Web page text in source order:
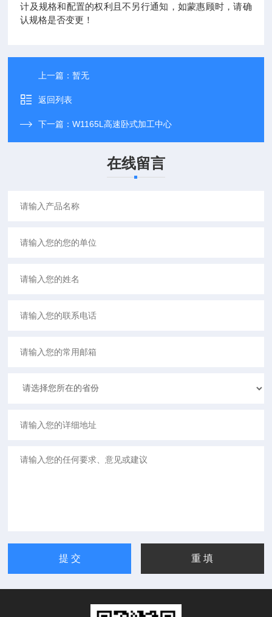
计及规格和配置的权利且不另行通知，如蒙惠顾时，请确
认规格是否变更！
上一篇：暂无
返回列表
下一篇：W1165L高速卧式加工中心
在线留言